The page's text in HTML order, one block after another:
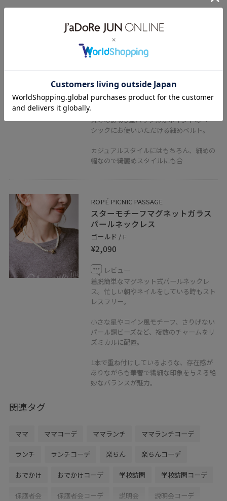
ROPÉ PICNIC PASSAGE
14mmDバックルスリムベルト
ブラック / F
¥2,970
レビュー
少しシュリンクのある合皮素材。
丸みのあるD型バックルがポイントのベー
シックにお使いいただける細めベルト。
カジュアルスタイルにはもちろん、細めの
幅なので綺麗めスタイルにも合
ROPÉ PICNIC PASSAGE
スターモチーフマグネットガラス
パールネックレス
ゴールド / F
¥2,090
レビュー
着脱簡単なマグネット式パールネックレ
ス。忙しい朝やネイルをしている時もスト
レスフリー。
小さな星やコイン風モチーフ、さりげない
パール調ビーズなど、複数のチャームをリ
ズミカルに配置。
1本で重ね付けしているような、存在感が
ありながらも華奢で繊細な印象を与える絶
妙なバランスが魅力。
関連タグ
ママ ママコーデ ママランチ ママランチコーデ
ランチ ランチコーデ 楽ちん 楽ちんコーデ
おでかけ おでかけコーデ 学校訪問 学校訪問コーデ
保護者会 保護者会コーデ 説明会 説明会コーデ